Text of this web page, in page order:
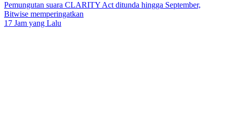
Pemungutan suara CLARITY Act ditunda hingga September,
Bitwise memperingatkan
17 Jam yang Lalu